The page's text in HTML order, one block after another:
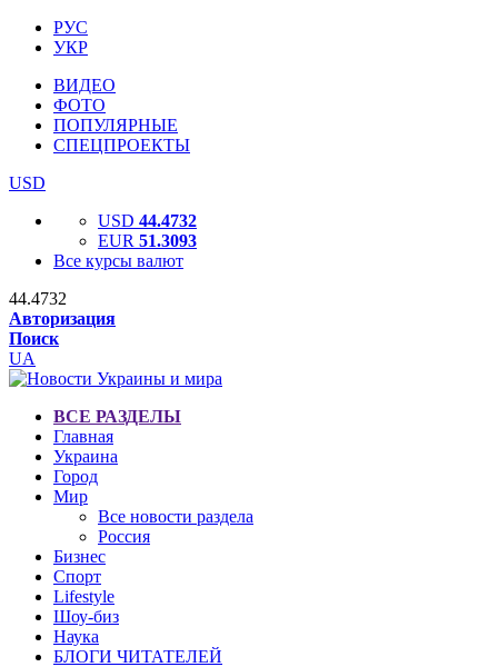
РУС
УКР
ВИДЕО
ФОТО
ПОПУЛЯРНЫЕ
СПЕЦПРОЕКТЫ
USD
USD 44.4732
EUR 51.3093
Все курсы валют
44.4732
Авторизация
Поиск
UA
ВСЕ РАЗДЕЛЫ
Главная
Украина
Город
Мир
Все новости раздела
Россия
Бизнес
Спорт
Lifestyle
Шоу-биз
Наука
БЛОГИ ЧИТАТЕЛЕЙ